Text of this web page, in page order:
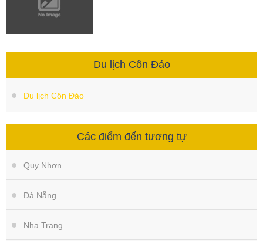
Du lịch Côn Đảo
Du lịch Côn Đảo
Các điểm đến tương tự
Quy Nhơn
Đà Nẵng
Nha Trang